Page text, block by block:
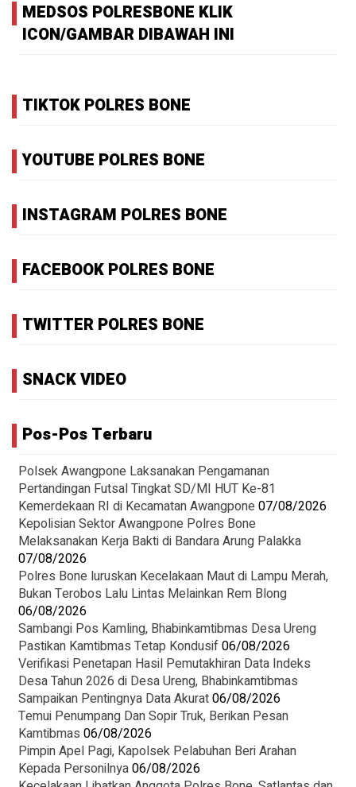
MEDSOS POLRESBONE KLIK
ICON/GAMBAR DIBAWAH INI
TIKTOK POLRES BONE
YOUTUBE POLRES BONE
INSTAGRAM POLRES BONE
FACEBOOK POLRES BONE
TWITTER POLRES BONE
SNACK VIDEO
Pos-Pos Terbaru
Polsek Awangpone Laksanakan Pengamanan
Pertandingan Futsal Tingkat SD/MI HUT Ke-81
Kemerdekaan RI di Kecamatan Awangpone07/08/2026
‎Kepolisian Sektor Awangpone Polres Bone
Melaksanakan Kerja Bakti di Bandara Arung Palakka ‎
07/08/2026
Polres Bone luruskan Kecelakaan Maut di Lampu Merah,
Bukan Terobos Lalu Lintas Melainkan Rem Blong
06/08/2026
Sambangi Pos Kamling, Bhabinkamtibmas Desa Ureng
Pastikan Kamtibmas Tetap Kondusif06/08/2026
Verifikasi Penetapan Hasil Pemutakhiran Data Indeks
Desa Tahun 2026 di Desa Ureng, Bhabinkamtibmas
Sampaikan Pentingnya Data Akurat06/08/2026
Temui Penumpang Dan Sopir Truk, Berikan Pesan
Kamtibmas 06/08/2026
Pimpin Apel Pagi, Kapolsek Pelabuhan Beri Arahan
Kepada Personilnya06/08/2026